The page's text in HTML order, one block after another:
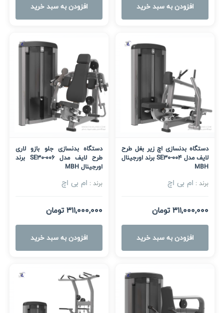
افزودن به سبد خرید افزودن به سبد خرید
دستگاه بدنسازی اچ زیر بغل طرح
لایف مدل SE30-004 برند اورجینال
MBH
برند : ام بی اچ
311,000,000 تومان
افزودن به سبد خرید
دستگاه بدنسازی جلو بازو لاری
طرح لایف مدل SE30-006 برند
اورجینال MBH
برند : ام بی اچ
311,000,000 تومان
افزودن به سبد خرید